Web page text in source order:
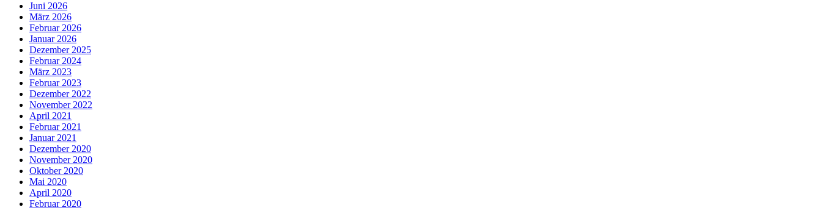
Juni 2026
März 2026
Februar 2026
Januar 2026
Dezember 2025
Februar 2024
März 2023
Februar 2023
Dezember 2022
November 2022
April 2021
Februar 2021
Januar 2021
Dezember 2020
November 2020
Oktober 2020
Mai 2020
April 2020
Februar 2020